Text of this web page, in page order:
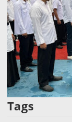
Tags